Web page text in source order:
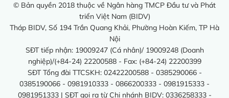
© Bản quyền 2018 thuộc về Ngân hàng TMCP Đầu tư và Phát
triển Việt Nam (BIDV)
Tháp BIDV, Số 194 Trần Quang Khải, Phường Hoàn Kiếm, TP Hà
Nội
SĐT tiếp nhận: 19009247 (Cá nhân)/ 19009248 (Doanh
nghiệp)/(+84-24) 22200588 - Fax: (+84-24) 22200399
SĐT Tổng đài TTCSKH: 02422200588 - 0385290066 -
0385190066 - 0981910333 - 0866200333 - 0981915333 -
0981951333 | SĐT gọi ra từ Chi nhánh BIDV: 0336258333 -